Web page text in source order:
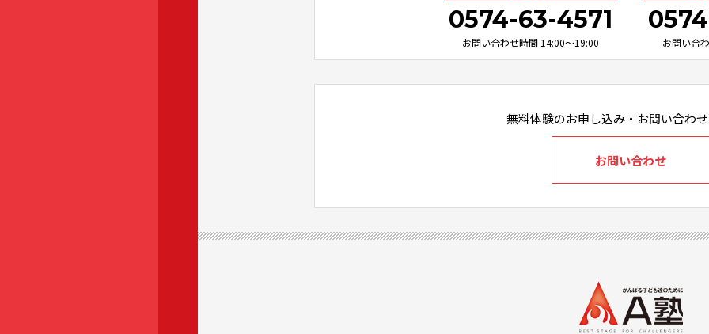
0574-63-4571
お問い合わせ時間 14:00～19:00 お問い合
無料体験のお申し込み・お問い合わ
お問い合わせ